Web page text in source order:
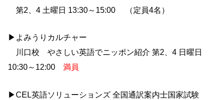
第2、4 土曜日 13:30～15:00 （定員4名）
▶よみうりカルチャー
川口校 やさしい英語でニッポン紹介 第2、4 日曜日
10:30～12:00 満員
▶CEL英語ソリューションズ 全国通訳案内士国家試験